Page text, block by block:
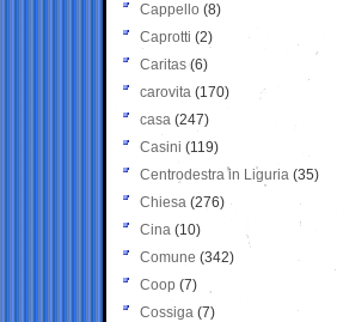
Cappello (8)
Caprotti (2)
Caritas (6)
carovita (170)
casa (247)
Casini (119)
Centrodestra in Liguria (35)
Chiesa (276)
Cina (10)
Comune (342)
Coop (7)
Cossiga (7)